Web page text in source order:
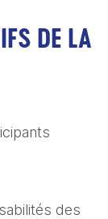
DE LA